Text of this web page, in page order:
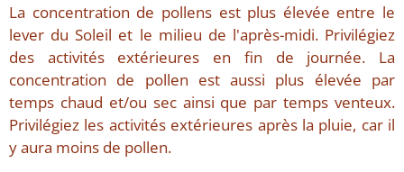
La concentration de pollens est plus élevée entre le
lever du Soleil et le milieu de l'après-midi. Privilégiez
des activités extérieures en fin de journée. La
concentration de pollen est aussi plus élevée par
temps chaud et/ou sec ainsi que par temps venteux.
Privilégiez les activités extérieures après la pluie, car il
y aura moins de pollen.